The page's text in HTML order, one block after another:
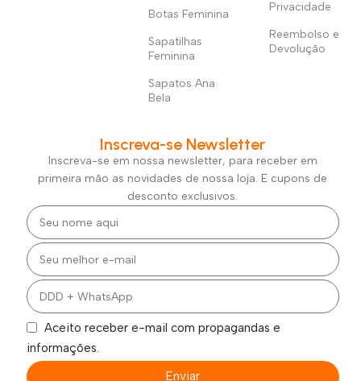
Botas Feminina
Sapatilhas
Feminina
Sapatos Ana
Bela
Privacidade
Reembolso e
Devolução
Inscreva-se Newsletter
Inscreva-se em nossa newsletter, para receber em
primeira mão as novidades de nossa loja. E cupons de
desconto exclusivos.
Aceito receber e-mail com propagandas e
informações.
Enviar